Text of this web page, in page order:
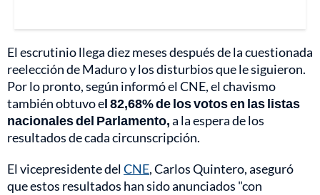
El escrutinio llega diez meses después de la cuestionada
reelección de Maduro y los disturbios que le siguieron.
Por lo pronto, según informó el CNE, el chavismo
también obtuvo el 82,68% de los votos en las listas
nacionales del Parlamento,a la espera de los
resultados de cada circunscripción.
El vicepresidente delCNE, Carlos Quintero, aseguró
que estos resultados han sido anunciados "con